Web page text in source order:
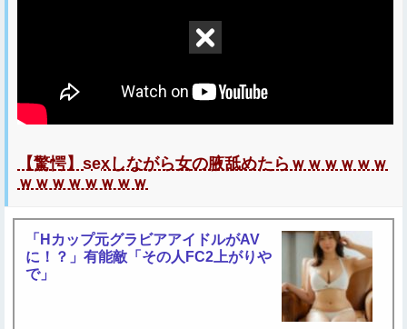
【驚愕】sexしながら女の腋舐めたらｗｗｗｗｗｗ
ｗｗｗｗｗｗｗｗ
「Hカップ元グラビアアイドルがAV
に！？」有能敵「その人FC2上がりや
で」